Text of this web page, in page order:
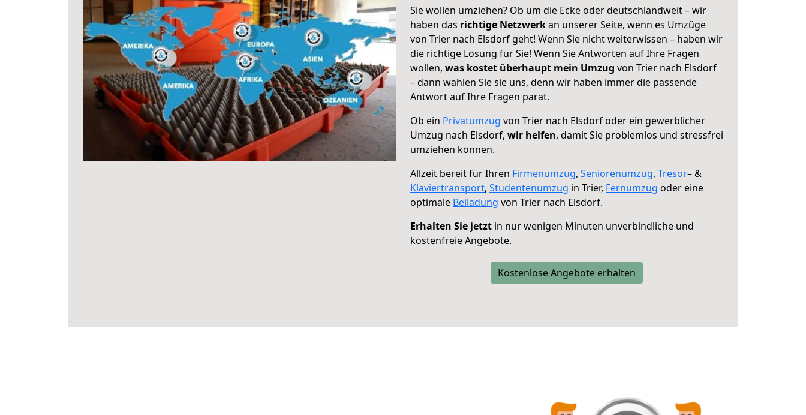
Sie wollen umziehen? Ob um die Ecke oder deutschlandweit – wir
haben das richtige Netzwerkan unserer Seite, wenn es Umzüge
von Trier nach Elsdorf geht! Wenn Sie nicht weiterwissen – haben wir
die richtige Lösung für Sie! Wenn Sie Antworten auf Ihre Fragen
wollen, was kostet überhaupt mein Umzug von Trier nach Elsdorf
– dann wählen Sie sie uns, denn wir haben immer die passende
Antwort auf Ihre Fragen parat.
Ob ein Privatumzug von Trier nach Elsdorf oder ein gewerblicher
Umzug nach Elsdorf, wir helfen, damit Sie problemlos und stressfrei
umziehen können.
Allzeit bereit für Ihren Firmenumzug, Seniorenumzug, Tresor– &
Klaviertransport, Studentenumzug in Trier, Fernumzug oder eine
optimale Beiladung von Trier nach Elsdorf.
Erhalten Sie jetzt in nur wenigen Minuten unverbindliche und
kostenfreie Angebote.
Kostenlose Angebote erhalten